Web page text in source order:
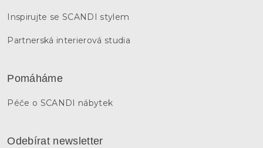
Inspirujte se SCANDI stylem
Partnerská interierová studia
Pomáháme
Péče o SCANDI nábytek
Odebírat newsletter